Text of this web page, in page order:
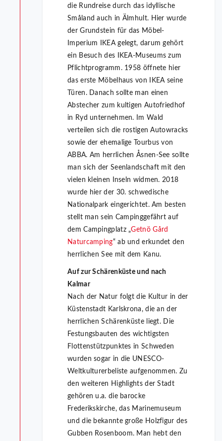
die Rundreise durch das idyllische
Småland auch in Älmhult. Hier wurde
der Grundstein für das Möbel-
Imperium IKEA gelegt, darum gehört
ein Besuch des IKEA-Museums zum
Pflichtprogramm. 1958 öffnete hier
das erste Möbelhaus von IKEA seine
Türen. Danach sollte man einen
Abstecher zum kultigen Autofriedhof
in Ryd unternehmen. Im Wald
verteilen sich die rostigen Autowracks
sowie der ehemalige Tourbus von
ABBA. Am herrlichen Åsnen-See sollte
man sich der Seenlandschaft mit den
vielen kleinen Inseln widmen. 2018
wurde hier der 30. schwedische
Nationalpark eingerichtet. Am besten
stellt man sein Campinggefährt auf
dem Campingplatz „Getnö Gård
Naturcamping“ ab und erkundet den
herrlichen See mit dem Kanu.
Auf zur Schärenküste und nach
Kalmar
Nach der Natur folgt die Kultur in der
Küstenstadt Karlskrona, die an der
herrlichen Schärenküste liegt. Die
Festungsbauten des wichtigsten
Flottenstützpunktes in Schweden
wurden sogar in die UNESCO-
Weltkulturerbeliste aufgenommen. Zu
den weiteren Highlights der Stadt
gehören u.a. die barocke
Frederikskirche, das Marinemuseum
und die bekannte große Holzfigur des
Gubben Rosenboom. Man hebt den